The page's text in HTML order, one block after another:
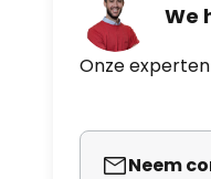
We
Onze
Neem